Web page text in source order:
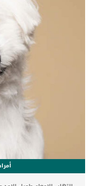
انزيمات البنكرياس فى